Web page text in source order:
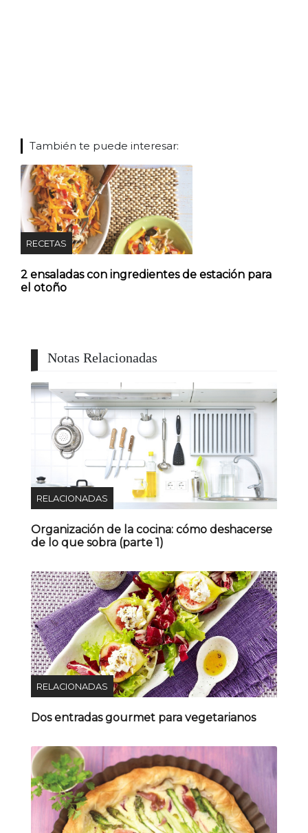
También te puede interesar:
RECETAS
2 ensaladas con ingredientes de estación para
el otoño
Notas Relacionadas
RELACIONADAS
Organización de la cocina: cómo deshacerse
de lo que sobra (parte 1)
RELACIONADAS
Dos entradas gourmet para vegetarianos